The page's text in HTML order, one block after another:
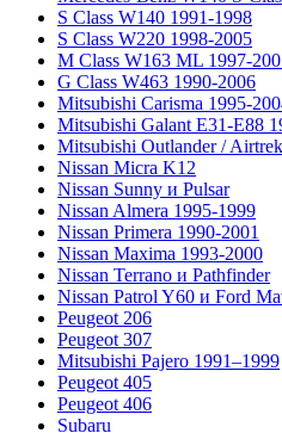
S Class W140 1991-1998
S Class W220 1998-2005
M Class W163 ML 1997-
G Class W463 1990-2006
Mitsubishi Carisma 1995-
Mitsubishi Galant E31-E88
Mitsubishi Outlander /
Nissan Micra K12
Nissan Sunny и Pulsar
Nissan Almera 1995-1999
Nissan Primera 1990-2001
Nissan Maxima 1993-2000
Nissan Terrano и Pathfinder
Nissan Patrol Y60 и Ford
Peugeot 206
Peugeot 307
Mitsubishi Pajero 1991–1999
Peugeot 405
Peugeot 406
Subaru